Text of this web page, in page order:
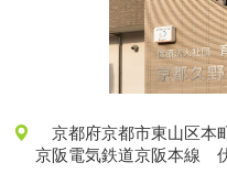
京都府京都市東山区本
京阪電気鉄道京阪本線